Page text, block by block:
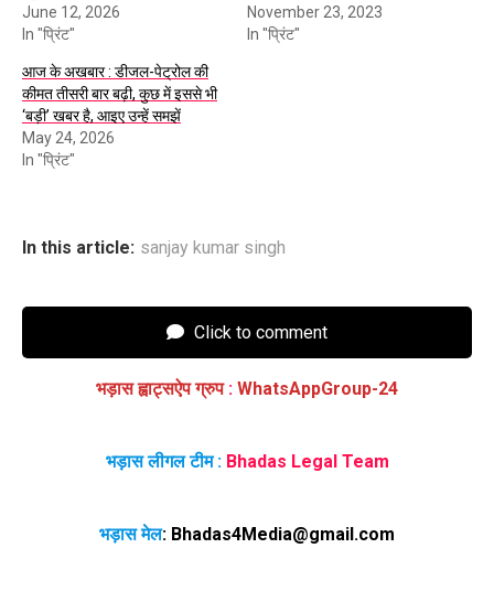
June 12, 2026
In "प्रिंट"
November 23, 2023
In "प्रिंट"
आज के अखबार : डीजल-पेट्रोल की
कीमत तीसरी बार बढ़ी, कुछ में इससे भी
‘बड़ी’ खबर है, आइए उन्हें समझें
May 24, 2026
In "प्रिंट"
In this article: sanjay kumar singh
Click to comment
भड़ास ह्वाट्सऐप ग्रुप : WhatsAppGroup-24
भड़ास लीगल टीम : Bhadas Legal Team
भड़ास मेल: Bhadas4Media@gmail.com